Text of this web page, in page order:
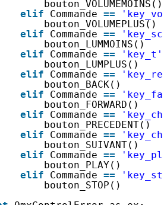
elif
Commande ==
elif
Commande ==
elif
Commande == 'key_t'
elif
Commande ==
elif
Commande ==
elif
Commande ==
elif
Commande ==
elif
Commande ==
elif
Commande ==